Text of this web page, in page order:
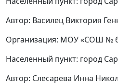
Автор: Василец Виктория
Организация: МОУ «СОШ №
Населенный пункт: город
Автор: Слесарева Инна